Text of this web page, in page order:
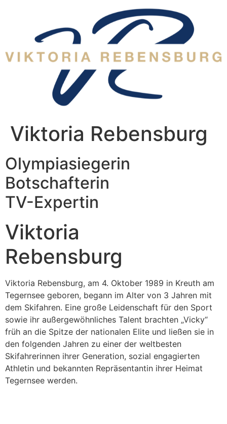
Viktoria Rebensburg
Olympiasiegerin
Botschafterin
TV-Expertin
Viktoria
Rebensburg
Viktoria Rebensburg, am 4. Oktober 1989 in Kreuth am
Tegernsee geboren, begann im Alter von 3 Jahren mit
dem Skifahren. Eine große Leidenschaft für den Sport
sowie ihr außergewöhnliches Talent brachten „Vicky“
früh an die Spitze der nationalen Elite und ließen sie in
den folgenden Jahren zu einer der weltbesten
Skifahrerinnen ihrer Generation, sozial engagierten
Athletin und bekannten Repräsentantin ihrer Heimat
Tegernsee werden.